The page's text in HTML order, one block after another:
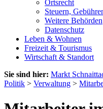
Ortsrecht
Steuern,
Weitere Behörden
Datenschutz
Leben & Wohnen
Freizeit & Tourismus
Wirtschaft & Standort
Sie sind hier: Markt
Politik > Verwaltung >